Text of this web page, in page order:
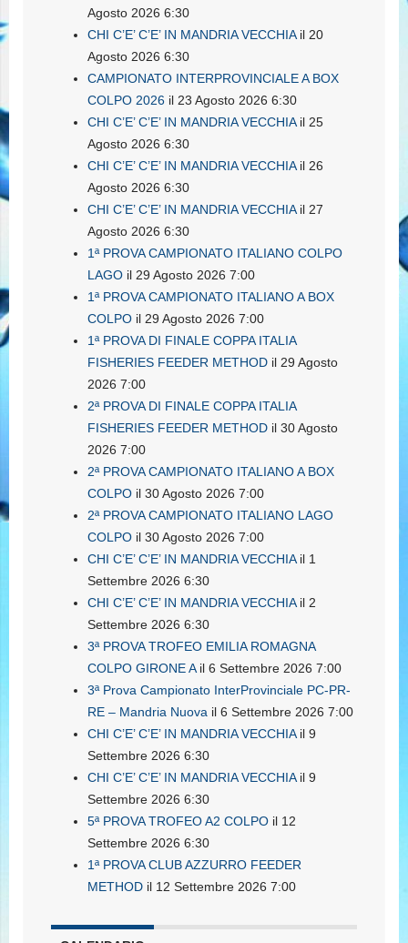
Agosto 2026 6:30
CHI C’E’ C’E’ IN MANDRIA VECCHIAil 20
Agosto 2026 6:30
CAMPIONATO INTERPROVINCIALE A BOX
COLPO 2026 il 23 Agosto 2026 6:30
CHI C’E’ C’E’ IN MANDRIA VECCHIAil 25
Agosto 2026 6:30
CHI C’E’ C’E’ IN MANDRIA VECCHIAil 26
Agosto 2026 6:30
CHI C’E’ C’E’ IN MANDRIA VECCHIAil 27
Agosto 2026 6:30
1ª PROVA CAMPIONATO ITALIANO COLPO
LAGO il 29 Agosto 2026 7:00
1ª PROVA CAMPIONATO ITALIANO A BOX
COLPO il 29 Agosto 2026 7:00
1ª PROVA DI FINALE COPPA ITALIA
FISHERIES FEEDER METHOD il 29 Agosto
2026 7:00
2ª PROVA DI FINALE COPPA ITALIA
FISHERIES FEEDER METHOD il 30 Agosto
2026 7:00
2ª PROVA CAMPIONATO ITALIANO A BOX
COLPO il 30 Agosto 2026 7:00
2ª PROVA CAMPIONATO ITALIANO LAGO
COLPO il 30 Agosto 2026 7:00
CHI C’E’ C’E’ IN MANDRIA VECCHIAil 1
Settembre 2026 6:30
CHI C’E’ C’E’ IN MANDRIA VECCHIAil 2
Settembre 2026 6:30
3ª PROVA TROFEO EMILIA ROMAGNA
COLPO GIRONE Ail 6 Settembre 2026 7:00
3ª Prova Campionato InterProvinciale PC-PR-
RE – Mandria Nuova il 6 Settembre 2026 7:00
CHI C’E’ C’E’ IN MANDRIA VECCHIAil 9
Settembre 2026 6:30
CHI C’E’ C’E’ IN MANDRIA VECCHIAil 9
Settembre 2026 6:30
5ª PROVA TROFEO A2 COLPO il 12
Settembre 2026 6:30
1ª PROVA CLUB AZZURRO FEEDER
METHOD il 12 Settembre 2026 7:00